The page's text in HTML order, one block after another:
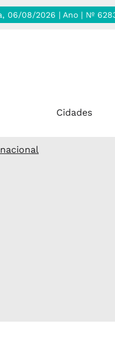
06/08/2026 | Ano | Nº
Cidades